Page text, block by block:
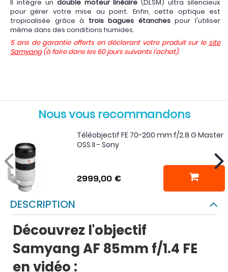
Il intègre un double moteur linéaire (DLSM) ultra silencieux
pour gérer votre mise au point. Enfin, cette optique est
tropicalisée grâce à trois bagues étanchespour l'utiliser
même dans des conditions humides.
5 ans de garantie offerts en déclarant votre produit sur le site
Samyang(à faire dans les 60 jours suivants l'achat).
Nous vous recommandons
Téléobjectif FE 70-200 mm f/2.8 G Master
OSS II - Sony
2999,00 €
DESCRIPTION
Découvrez l'objectif
Samyang AF 85mm f/1.4 FE